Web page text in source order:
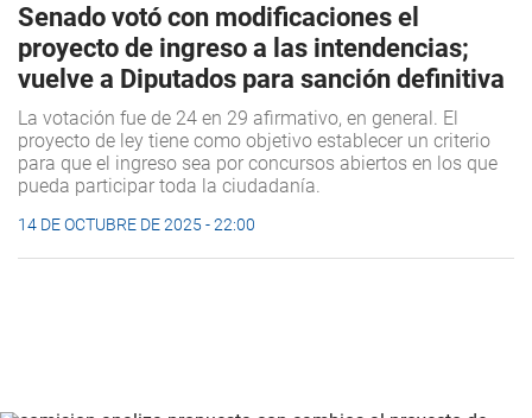
Senado votó con modificaciones el
proyecto de ingreso a las intendencias;
vuelve a Diputados para sanción definitiva
La votación fue de 24 en 29 afirmativo, en general. El
proyecto de ley tiene como objetivo establecer un criterio
para que el ingreso sea por concursos abiertos en los que
pueda participar toda la ciudadanía.
14 DE OCTUBRE DE 2025 - 22:00